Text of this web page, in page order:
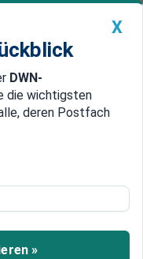
Premium
China
Messe als
Pause
X
DWN-
die wichtigsten
deren Postfach
»